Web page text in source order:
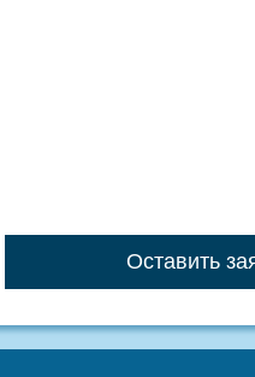
Оставить